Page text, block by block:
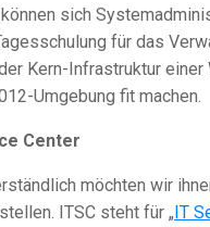
sich
für das
Kern-Infrastruktur einer
Umgebung fit machen.
Center
möchten wir
ITSC steht für „IT